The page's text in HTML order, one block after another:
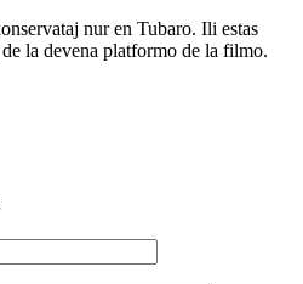
nur en Tubaro. Ili estas
la devena platformo de la filmo.